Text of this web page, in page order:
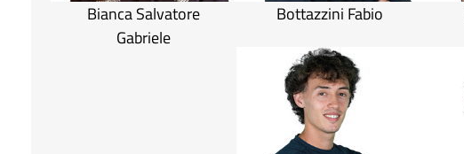
Bianca Salvatore
Gabriele
Bottazzini Fabio